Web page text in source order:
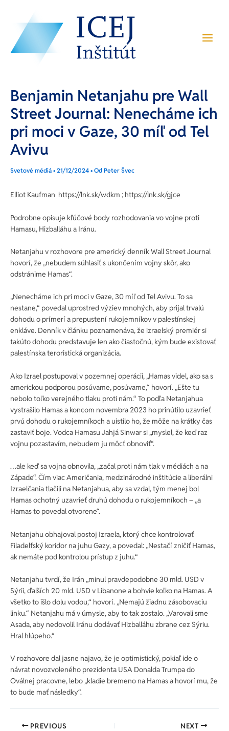
Benjamin Netanjahu pre Wall
Street Journal: Nenecháme ich
pri moci v Gaze, 30 míľ od Tel
Avivu
Svetové médiá • 21/12/2024 • Od Peter Švec
Elliot Kaufman https://lnk.sk/wdkm ; https://lnk.sk/gjce
Podrobne opisuje kľúčové body rozhodovania vo vojne proti
Hamasu, Hizballáhu a Iránu.
Netanjahu v rozhovore pre americký denník Wall Street Journal
hovorí, že „nebudem súhlasiť s ukončením vojny skôr, ako
odstránime Hamas“.
„Nenecháme ich pri moci v Gaze, 30 míľ od Tel Avivu. To sa
nestane,“ povedal uprostred výziev mnohých, aby prijal trvalú
dohodu o prímerí a prepustení rukojemníkov v palestínskej
enkláve. Denník v článku poznamenáva, že izraelský premiér si
takúto dohodu predstavuje len ako čiastočnú, kým bude existovať
palestínska teroristická organizácia.
Ako Izrael postupoval v pozemnej operácii, „Hamas videl, ako sa s
americkou podporou posúvame, posúvame,“ hovorí. „Ešte tu
nebolo toľko verejného tlaku proti nám.“ To podľa Netanjahua
vystrašilo Hamas a koncom novembra 2023 ho prinútilo uzavrieť
prvú dohodu o rukojemníkoch a uistilo ho, že môže na krátky čas
zastaviť boje. Vodca Hamasu Jahjá Sinwar si „myslel, že keď raz
vojnu pozastavím, nebudem ju môcť obnoviť“.
…ale keď sa vojna obnovila, „začal proti nám tlak v médiách a na
Západe“. Čím viac Američania, medzinárodné inštitúcie a liberálni
Izraelčania tlačili na Netanjahua, aby sa vzdal, tým menej bol
Hamas ochotný uzavrieť druhú dohodu o rukojemníkoch – „a
Hamas to povedal otvorene“.
Netanjahu obhajoval postoj Izraela, ktorý chce kontrolovať
Filadelfský koridor na juhu Gazy, a povedal: „Nestačí zničiť Hamas,
ak nemáte pod kontrolou prístup z juhu.“
Netanjahu tvrdí, že Irán „minul pravdepodobne 30 mld. USD v
Sýrii, ďalších 20 mld. USD v Libanone a bohvie koľko na Hamas. A
všetko to išlo dolu vodou,“ hovorí. „Nemajú žiadnu zásobovaciu
linku.“ Netanjahu má v úmysle, aby to tak zostalo. „Varovali sme
Asada, aby nedovolil Iránu dodávať Hizballáhu zbrane cez Sýriu.
Hral hlúpeho.“
V rozhovore dal jasne najavo, že je optimistický, pokiaľ ide o
návrat novozvoleného prezidenta USA Donalda Trumpa do
Oválnej pracovne, lebo „kladie bremeno na Hamas a hovorí mu, že
to bude mať následky“.
navigation
PREVIOUS NEXT